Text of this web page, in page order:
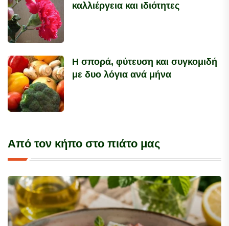
καλλιέργεια και ιδιότητες
Η σπορά, φύτευση και συγκομιδή
με δυο λόγια ανά μήνα
Από τον κήπο στο πιάτο μας